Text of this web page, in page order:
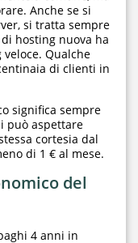
Anche se si
si tratta sempre
hosting nuova ha
Qualche
di clienti in
significa sempre
può aspettare
cortesia dal
di 1 € al mese.
del
4 anni in